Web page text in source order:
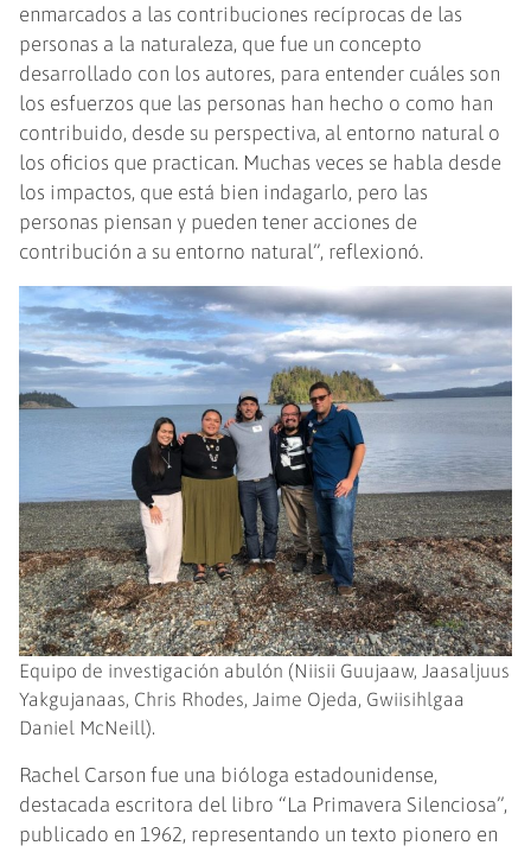
enmarcados a las contribuciones recíprocas de las
personas a la naturaleza, que fue un concepto
desarrollado con los autores, para entender cuáles son
los esfuerzos que las personas han hecho o como han
contribuido, desde su perspectiva, al entorno natural o
los oficios que practican. Muchas veces se habla desde
los impactos, que está bien indagarlo, pero las
personas piensan y pueden tener acciones de
contribución a su entorno natural”, reflexionó.
Equipo de investigación abulón (Niisii ​​Guujaaw, Jaasaljuus
Yakgujanaas, Chris Rhodes, Jaime Ojeda, Gwiisihlgaa
Daniel McNeill).
Rachel Carson fue una bióloga estadounidense,
destacada escritora del libro “La Primavera Silenciosa”,
publicado en 1962, representando un texto pionero en